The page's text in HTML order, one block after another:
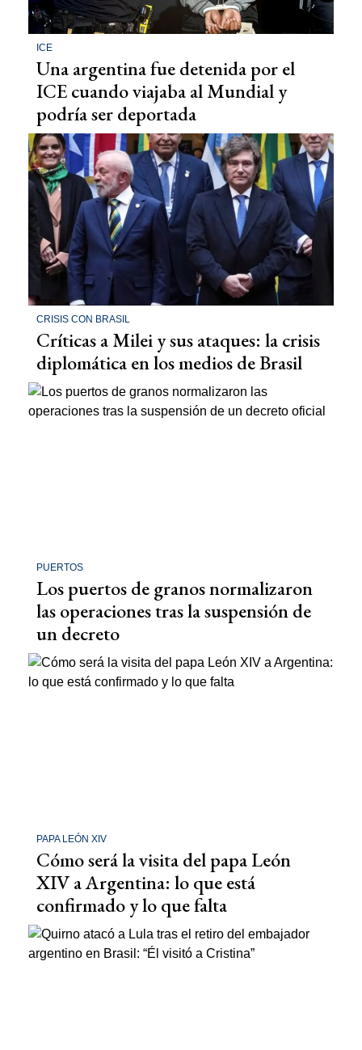
ICE
Una argentina fue detenida por el
ICE cuando viajaba al Mundial y
podría ser deportada
CRISIS CON BRASIL
Críticas a Milei y sus ataques: la crisis
diplomática en los medios de Brasil
PUERTOS
Los puertos de granos normalizaron
las operaciones tras la suspensión de
un decreto
PAPA LEÓN XIV
Cómo será la visita del papa León
XIV a Argentina: lo que está
confirmado y lo que falta